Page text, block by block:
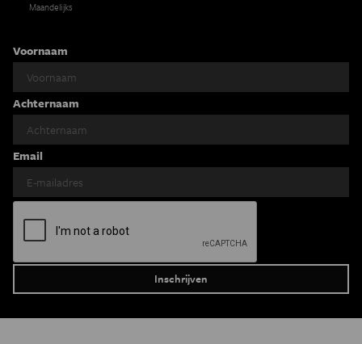
Maandelijks
Voornaam
Achternaam
Email